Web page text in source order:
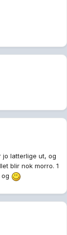
jo latterlige ut, og
blir nok morro. 1